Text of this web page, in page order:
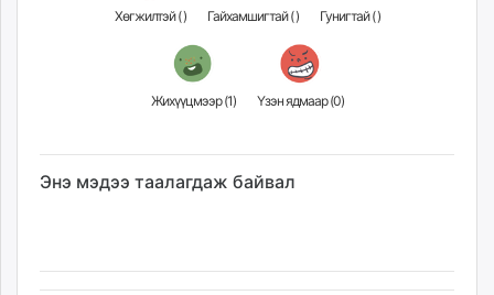
Хөгжилтэй () Гайхамшигтай () Гунигтай ()
Жихүүцмээр (1) Үзэн ядмаар (0)
Энэ мэдээ таалагдаж байвал